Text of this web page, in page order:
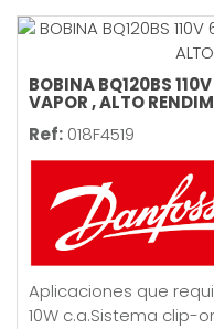
BOBINA BQ120BS
VAPOR , ALTO
Ref: 018F4519
Aplicaciones que
10W c.a.Sistema clip-